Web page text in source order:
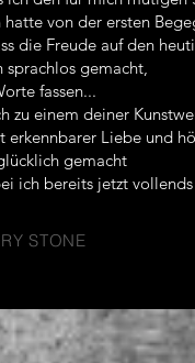
von der ersten
die Freude auf den
gemacht,
fassen...
zu einem deiner
Liebe und
gemacht
ich bereits jetzt
STONE